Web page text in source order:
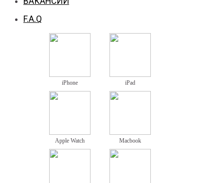
F.A.Q
iPhone iPad
Apple Watch Macbook